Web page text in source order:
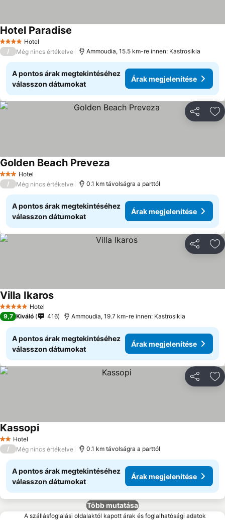
4 KategóriaHotel
Hotel Paradise
/ Még nincs értékelve Ammoudia, 15.5 km-re innen: Kastrosikia
A pontos árak megtekintéséhez
válasszon dátumokat
Árak megjelenítése
3 Kategória
Hotel
Golden Beach Preveza
/ Még nincs értékelve 0.1 km távolságra a parttól
A pontos árak megtekintéséhez
válasszon dátumokat
Árak megjelenítése
5 KategóriaHotel
Villa IkarosÁrak megjelenítése
9,7 Kiváló 416 Ammoudia, 19.7 km-re innen: Kastrosikia
A pontos árak megtekintéséhez
válasszon dátumokat
Árak megjelenítése
2 Kategória
Hotel
KassopiÁrak megjelenítése
/ Még nincs értékelve 0.1 km távolságra a parttól
A pontos árak megtekintéséhez
válasszon dátumokat
Árak megjelenítése
Több mutatása
A szállásfoglalási oldalaktól kapott árak és foglalhatósági adatok